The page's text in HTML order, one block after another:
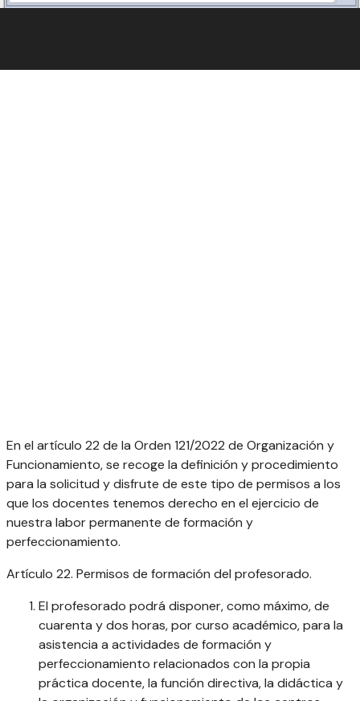
En el artículo 22 de la Orden 121/2022 de Organización y
Funcionamiento, se recoge la definición y procedimiento
para la solicitud y disfrute de este tipo de permisos a los
que los docentes tenemos derecho en el ejercicio de
nuestra labor permanente de formación y
perfeccionamiento.
Artículo 22. Permisos de formación del profesorado.
El profesorado podrá disponer, como máximo, de
cuarenta y dos horas, por curso académico, para la
asistencia a actividades de formación y
perfeccionamiento relacionados con la propia
práctica docente, la función directiva, la didáctica y